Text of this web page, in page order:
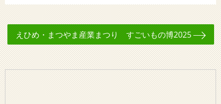
えひめ・まつやま産業まつり すごいもの博2025